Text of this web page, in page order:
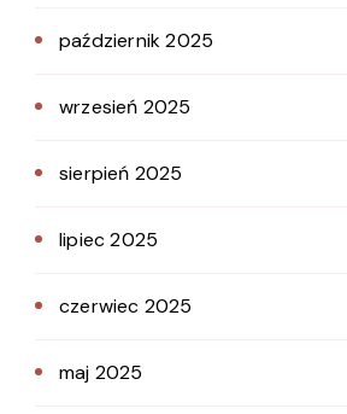
październik 2025
wrzesień 2025
sierpień 2025
lipiec 2025
czerwiec 2025
maj 2025